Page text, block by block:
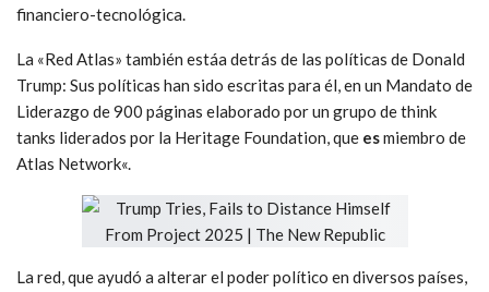
financiero-tecnológica.
La «Red Atlas» también estáa detrás de las políticas de Donald
Trump: Sus políticas han sido escritas para él, en un Mandato de
Liderazgo de 900 páginas elaborado por un grupo de think
tanks liderados por la Heritage Foundation, que esmiembro de
Atlas Network«.
La red, que ayudó a alterar el poder político en diversos países,